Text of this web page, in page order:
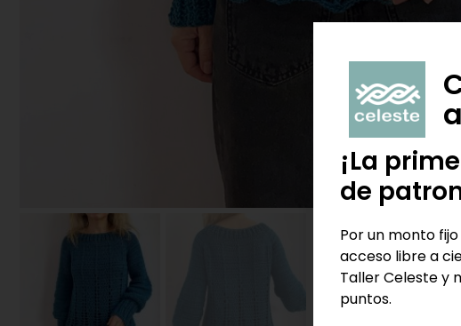
¡La
de
Por un monto
acceso libre a
Taller Celeste y
puntos.